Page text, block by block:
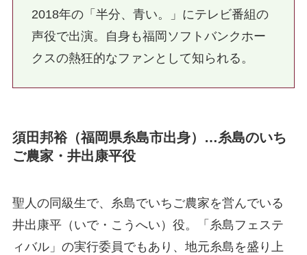
2018年の「半分、青い。」にテレビ番組の
声役で出演。自身も福岡ソフトバンクホー
クスの熱狂的なファンとして知られる。
須田邦裕（福岡県糸島市出身）…糸島のいち
ご農家・井出康平役
聖人の同級生で、糸島でいちご農家を営んでいる
井出康平（いで・こうへい）役。「糸島フェステ
ィバル」の実行委員でもあり、地元糸島を盛り上